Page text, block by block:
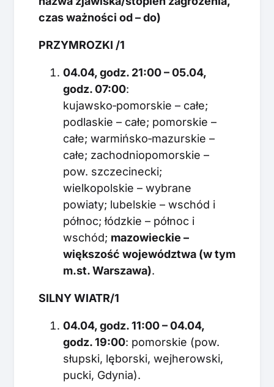
czas ważności od – do)
PRZYMROZKI /1
04.04, godz. 21:00 – 05.04,
godz. 07:00:
kujawsko‑pomorskie – całe;
podlaskie – całe; pomorskie –
całe; warmińsko‑mazurskie –
całe; zachodniopomorskie –
pow. szczecinecki;
wielkopolskie – wybrane
powiaty; lubelskie – wschód i
północ; łódzkie – północ i
wschód; mazowieckie –
większość województwa (w tym
m.st. Warszawa).
SILNY WIATR/1
04.04, godz. 11:00 – 04.04,
godz. 19:00: pomorskie (pow.
słupski, lęborski, wejherowski,
pucki, Gdynia).